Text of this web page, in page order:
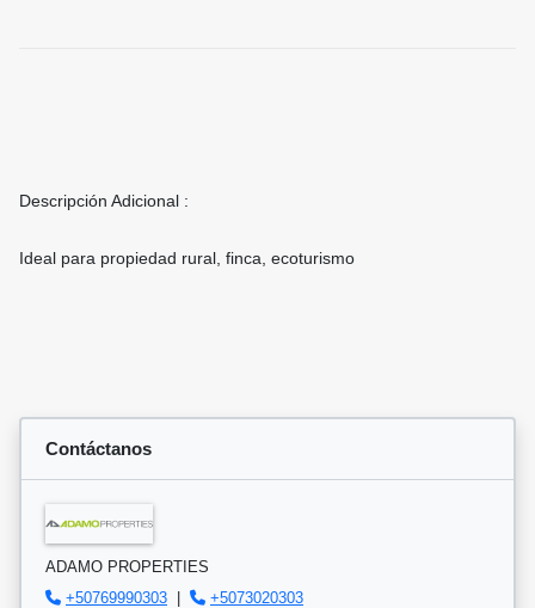
Descripción Adicional :
Ideal para propiedad rural, finca, ecoturismo
Contáctanos
ADAMO PROPERTIES
+50769990303 |
+5073020303